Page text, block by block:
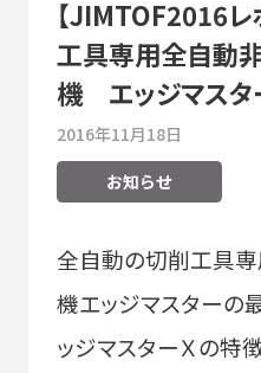
【JIMTOF2016レ
工具専用全自動
機 エッジマスタ
2016年11月18日
お知らせ
全自動の切削工具
機エッジマスターの
ッジマスターＸの特